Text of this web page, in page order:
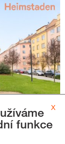
Ostrava
x
funkce